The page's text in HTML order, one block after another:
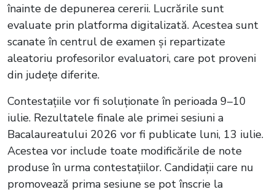
înainte de depunerea cererii. Lucrările sunt
evaluate prin platforma digitalizată. Acestea sunt
scanate în centrul de examen și repartizate
aleatoriu profesorilor evaluatori, care pot proveni
din județe diferite.
Contestațiile vor fi soluționate în perioada 9–10
iulie. Rezultatele finale ale primei sesiuni a
Bacalaureatului 2026 vor fi publicate luni, 13 iulie.
Acestea vor include toate modificările de note
produse în urma contestațiilor. Candidații care nu
promovează prima sesiune se pot înscrie la